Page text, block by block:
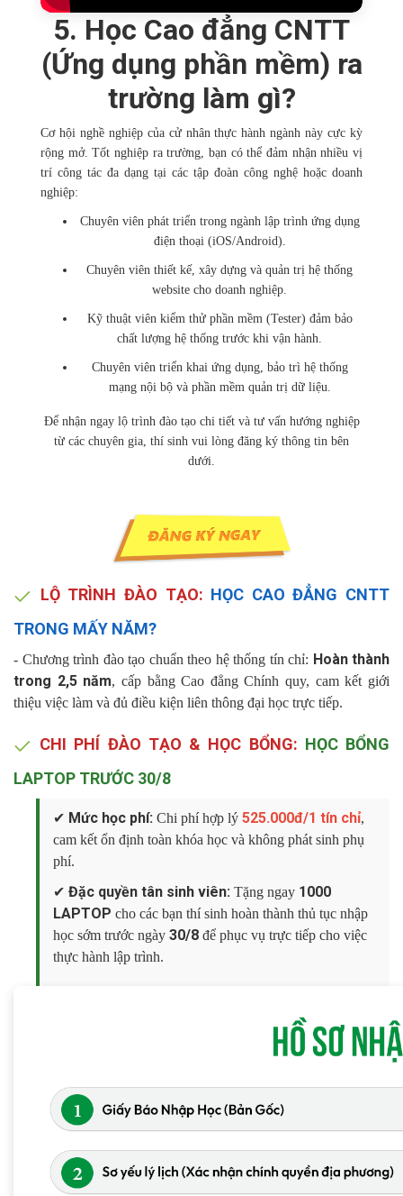
5. Học Cao đẳng CNTT
(Ứng dụng phần mềm) ra
trường làm gì?
Cơ hội nghề nghiệp của cử nhân thực hành ngành này cực kỳ
rộng mở. Tốt nghiệp ra trường, bạn có thể đảm nhận nhiều vị
trí công tác đa dạng tại các tập đoàn công nghệ hoặc doanh
nghiệp:
Chuyên viên phát triển trong ngành lập trình ứng dụng
điện thoại (iOS/Android).
Chuyên viên thiết kế, xây dựng và quản trị hệ thống
website cho doanh nghiệp.
Kỹ thuật viên kiểm thử phần mềm (Tester) đảm bảo
chất lượng hệ thống trước khi vận hành.
Chuyên viên triển khai ứng dụng, bảo trì hệ thống
mạng nội bộ và phần mềm quản trị dữ liệu.
Để nhận ngay lộ trình đào tạo chi tiết và tư vấn hướng nghiệp
từ các chuyên gia, thí sinh vui lòng đăng ký thông tin bên
dưới.
LỘ TRÌNH ĐÀO TẠO: HỌC CAO ĐẲNG CNTT
TRONG MẤY NĂM?
- Chương trình đào tạo chuẩn theo hệ thống tín chỉ: Hoàn thành
trong 2,5 năm, cấp bằng Cao đẳng Chính quy, cam kết giới
thiệu việc làm và đủ điều kiện liên thông đại học trực tiếp.
CHI PHÍ ĐÀO TẠO & HỌC BỔNG: HỌC BỔNG
LAPTOP TRƯỚC 30/8
✔ Mức học phí: Chi phí hợp lý 525.000đ/1 tín chỉ,
cam kết ổn định toàn khóa học và không phát sinh phụ
phí.
✔ Đặc quyền tân sinh viên: Tặng ngay 1000
LAPTOP cho các bạn thí sinh hoàn thành thủ tục nhập
học sớm trước ngày 30/8 để phục vụ trực tiếp cho việc
thực hành lập trình.